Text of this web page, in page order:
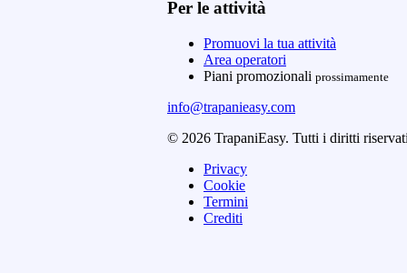
Per le attività
Promuovi la tua attività
Area operatori
Piani promozionali prossimamente
info@trapanieasy.com
© 2026 TrapaniEasy. Tutti i diritti
Privacy
Cookie
Termini
Crediti